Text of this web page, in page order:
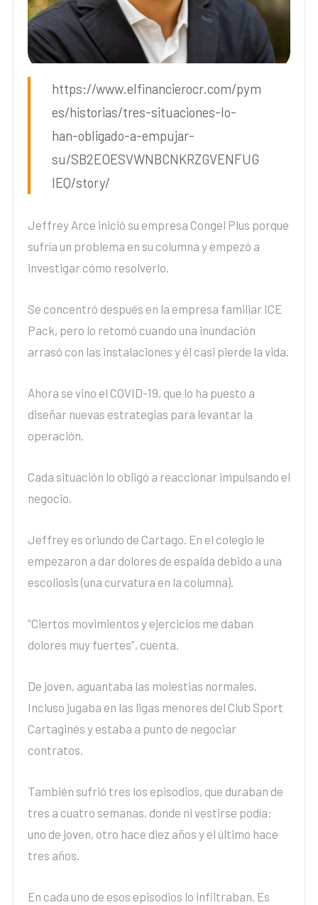
https://www.elfinancierocr.com/pym
es/historias/tres-situaciones-lo-
han-obligado-a-empujar-
su/SB2EOESVWNBCNKRZGVENFUG
IEQ/story/
Jeffrey Arce inició su empresa Congel Plus porque
sufría un problema en su columna y empezó a
investigar cómo resolverlo.
Se concentró después en la empresa familiar ICE
Pack, pero lo retomó cuando una inundación
arrasó con las instalaciones y él casi pierde la vida.
Ahora se vino el COVID-19, que lo ha puesto a
diseñar nuevas estrategias para levantar la
operación.
Cada situación lo obligó a reaccionar impulsando el
negocio.
Jeffrey es oriundo de Cartago. En el colegio le
empezaron a dar dolores de espalda debido a una
escoliosis (una curvatura en la columna).
“Ciertos movimientos y ejercicios me daban
dolores muy fuertes”, cuenta.
De joven, aguantaba las molestias normales.
Incluso jugaba en las ligas menores del Club Sport
Cartaginés y estaba a punto de negociar
contratos.
También sufrió tres los episodios, que duraban de
tres a cuatro semanas, donde ni vestirse podía:
uno de joven, otro hace diez años y el último hace
tres años.
En cada uno de esos episodios lo infiltraban. Es